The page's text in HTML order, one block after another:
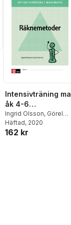
Intensivträning ma
åk 4-6
Räknemetoder
Elevhäfte
Ingrid Olsson, Görel
Sterner
Häftad, 2020
162 kr